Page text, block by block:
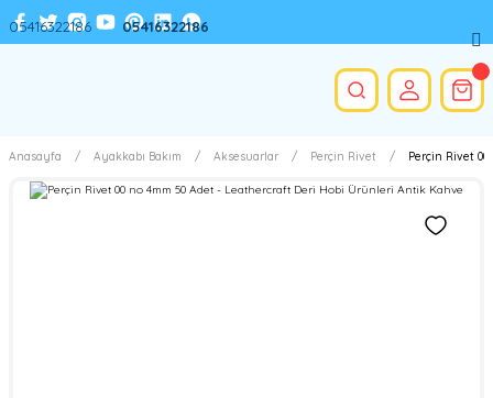
Anasayfa Ayakkabı Bakım Aksesuarlar Perçin Rivet Perçin Rivet
05416322186 05416322186